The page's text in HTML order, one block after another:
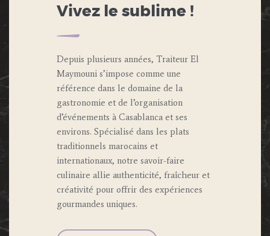
Vivez le sublime !
Depuis plusieurs années, Traiteur El
Maymouni s’impose comme une
référence dans le domaine de la
gastronomie et de l’organisation
d’événements à Casablanca et ses
environs. Spécialisé dans les plats
traditionnels marocains et
internationaux, notre savoir-faire
culinaire allie authenticité, fraîcheur et
créativité pour offrir des expériences
gourmandes uniques.